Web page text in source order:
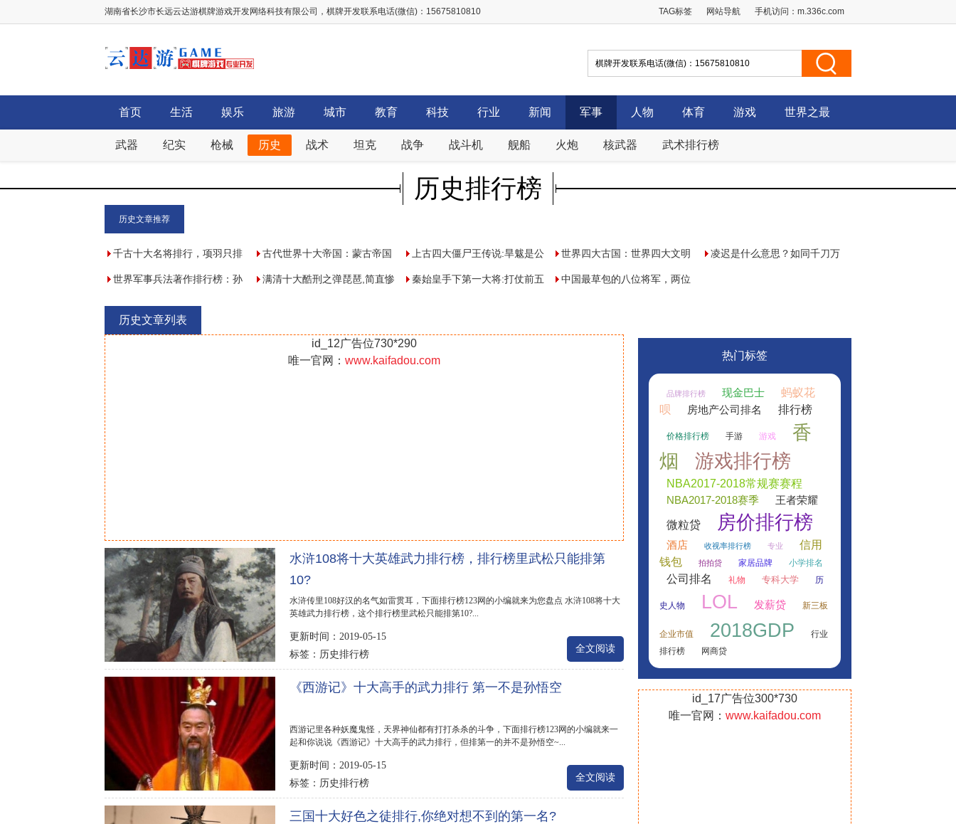
湖南省长沙市长远云达游棋牌游戏开发网络科技有限公司，棋牌开发联系电话(微信)：15675810810 TAG标签 网站导航 手机访问： m.336c.com
首页 生活 娱乐 旅游 城市 教育 科技 行业 新闻 军事 人物 体育 游戏 世界之最
武器 纪实 枪械 历史 战术 坦克 战争 战斗机 舰船 火炮 核武器 武术排行榜
历史排行榜
历史文章推荐
千古十大名将排行，项羽只排
第九!
古代世界十大帝国：蒙古帝国
仅第四，清朝GDP占全球
上古四大僵尸王传说:旱魃是公
主后卿暴尸荒野
世界四大古国：世界四大文明
古国排名和介绍
凌迟是什么意思？如同千刀万
世界军事兵法著作排行榜：孙
子兵法第一 论持久战第4
满清十大酷刑之弹琵琶,简直惨 秦始皇手下第一大将:打仗前五 中国最草包的八位将军，两位
历史文章列表
id_12广告位730*290
唯一官网： www.kaifadou.com
水浒108将十大英雄武力排行榜，排行榜里武松只能排第
10?
水浒传里108好汉的名气如雷贯耳，下面排行榜123网的小编就来为您盘点 水浒108将十大
英雄武力排行榜，这个排行榜里武松只能排第10?...
更新时间：2019-05-15
标签： 历史排行榜 全文阅读
《西游记》十大高手的武力排行 第一不是孙悟空
西游记里各种妖魔鬼怪，天界神仙都有打打杀杀的斗争，下面排行榜123网的小编就来一
起和你说说《西游记》十大高手的武力排行，但排第一的并不是孙悟空~...
更新时间：2019-05-15
标签： 历史排行榜 全文阅读
三国十大好色之徒排行,你绝对想不到的第一名?
热门标签
品牌排行榜 现金巴士
蚂蚁花
呗
房地产公司排名 排行榜
价格排行榜 手游 游戏
香
烟
游戏排行榜
NBA2017-2018常规赛赛程
NBA2017-2018赛季 王者荣耀
微粒贷 房价排行榜
酒店 收视率排行榜 专业
信用
钱包
拍拍贷 家居品牌 小学排名
公司排名 礼物 专科大学 历
史人物 LOL 发薪贷 新三板
企业市值 2018GDP
行业
排行榜
网商贷
id_17广告位300*730
唯一官网： www.kaifadou.com